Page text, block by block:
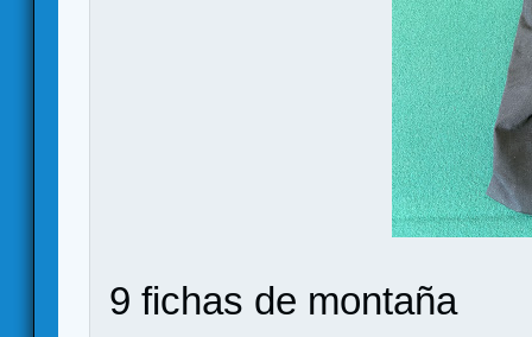
9 fichas de montaña